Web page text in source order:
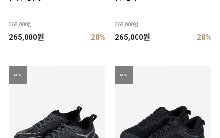
368,000원
265,000원 28%
368,000원
265,000원 28%
NEW NEW